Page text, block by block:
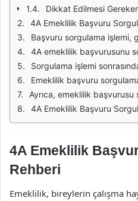
Dikkat Edilmesi
4A Emeklilik Başvuru Sorgulama Rehberi, emeklilik başvurusunda bulunmuş bireylerin süreçlerini takip etmeleri için önemli bir araçtır. Bu rehber, başvuru sürecinin her
Başvuru sorgulama işlemi, genellikle online sistemler üzerinden yapılmaktadır. Türkiye'de Sosyal Güvenlik Kurumu (SGK) tarafından sağlanan bu hizmet, kullanıcıların TC kimlik numarası ve diğer
4A emeklilik başvurusunu sorgulamak için öncelikle SGK'nın resmi web sitesine giriş yapılmalıdır. Web sitesinde yer alan "Emeklilik Başvuru Sorgulama" sekmesine tıklanarak, gerekli
Sorgulama işlemi sonrasında, başvurunun durumuyla ilgili detaylı bilgilere ulaşmak mümkündür. Başvuru onaylandıysa, emeklilik tarihi ve alınacak maaş miktarı gibi
Emeklilik başvuru sorgulama işlemi, sadece bireyler için değil, aynı zamanda emeklilik planlaması yapan şirketler ve kurumlar için de önemlidir. İşverenler, çalışanlarının
Ayrıca, emeklilik başvurusu sırasında dikkat edilmesi gereken belgeler ve şartlar da sorgulama rehberinde yer almaktadır. Emeklilik için gerekli olan belgeler, her
4A Emeklilik Başvuru Sorgulama Rehberi, emeklilik sürecini daha anlaşılır hale getiren ve bireylerin hakları hakkında bilgi sahibi olmalarını
4A Emeklilik
Rehberi
Emeklilik, bireylerin çalışma